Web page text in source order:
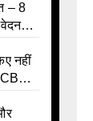
– 8
नहीं